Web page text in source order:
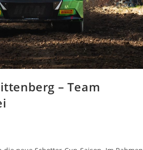
– Team